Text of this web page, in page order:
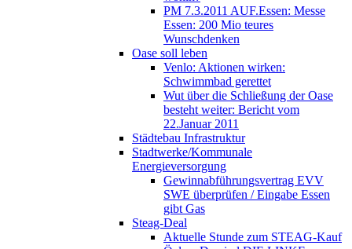
PM 7.3.2011 AUF.Essen: Messe
Essen: 200 Mio teures
Wunschdenken
Oase soll leben
Venlo: Aktionen wirken:
Schwimmbad gerettet
Wut über die Schließung der Oase
besteht weiter: Bericht vom
22.Januar 2011
Städtebau Infrastruktur
Stadtwerke/Kommunale
Energieversorgung
Gewinnabführungsvertrag EVV
SWE überprüfen / Eingabe Essen
gibt Gas
Steag-Deal
Aktuelle Stunde zum STEAG-Kauf